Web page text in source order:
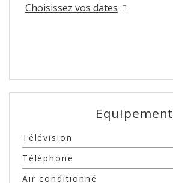
Choisissez vos dates
Equipement
Télévision
Téléphone
Air conditionné